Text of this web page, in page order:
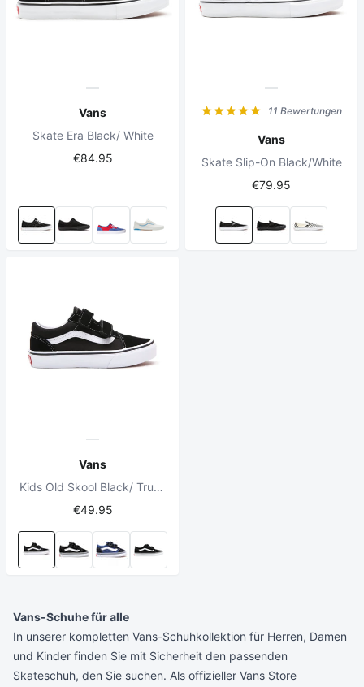
Vans
Skate Era Black/ White
€84.95
11 Bewertungen
Vans
Skate Slip-On Black/White
€79.95
Vans
Kids Old Skool Black/ True White
€49.95
Vans-Schuhe für alle
In unserer kompletten Vans-Schuhkollektion für Herren, Damen
und Kinder finden Sie mit Sicherheit den passenden
Skateschuh, den Sie suchen. Als offizieller Vans Store